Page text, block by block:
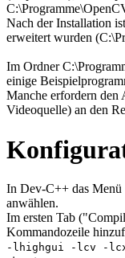
Nach der Installation
erweitert wurden
Im Ordner
einige
Manche erfordern den
Videoquelle) an den
In Dev-C++ das
anwählen.
Im ersten Tab
Kommandozeile
-lhighgui -lcv -